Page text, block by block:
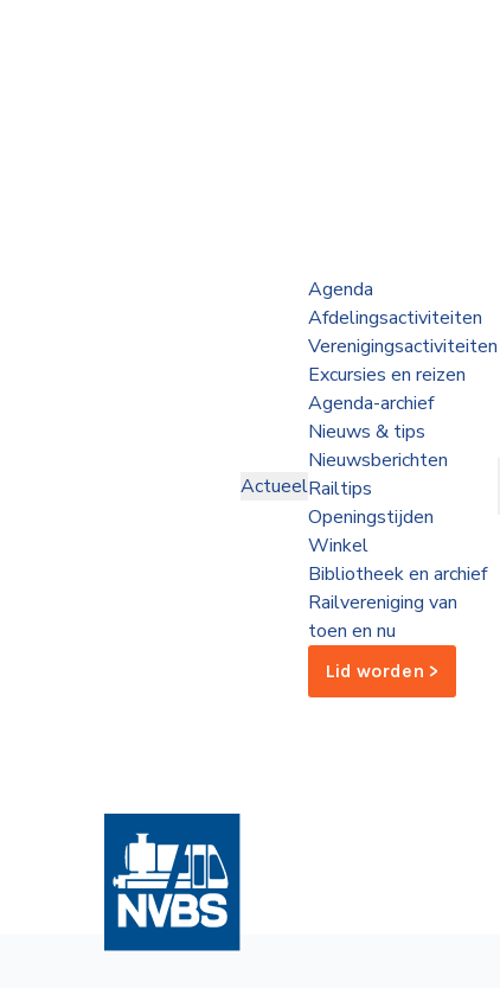
Actueel
Agenda
Afdelingsactiviteiten
Verenigingsactiviteiten
Excursies en reizen
Agenda-archief
Nieuws & tips
Nieuwsberichten
Railtips
Openingstijden
Winkel
Bibliotheek en archief
Railvereniging van
toen en nu
Lid worden >